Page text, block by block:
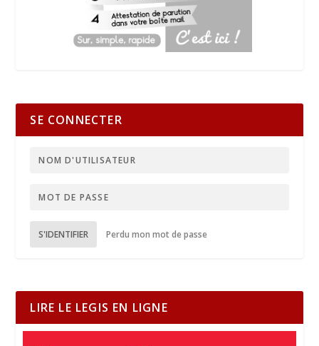
SE CONNECTER
S'IDENTIFIER Perdu mon mot de passe
LIRE LE LEGIS EN LIGNE